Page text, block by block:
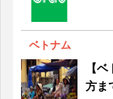
ベトナム
【
方ま